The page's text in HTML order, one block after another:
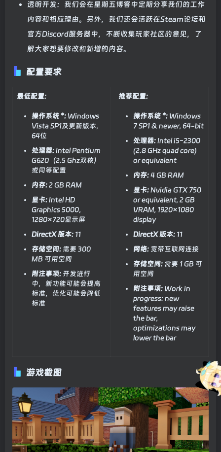
透明开发：我们会在星期五博客中定期分享我们的工作
内容和相应理由。另外，我们还会活跃在Steam论坛和
官方Discord服务器中，不断收集玩家社区的意见，了
解大家想要修改和新增的内容。
配置要求
最低配置:
操作系统 *: Windows
Vista SP1及更新版本，
64位
处理器:Intel Pentium
G620（2.5 Ghz双核）
或同等配置
内存:2 GB RAM
显卡:Intel HD
Graphics 5000，
1280×720显示屏
DirectX 版本: 11
存储空间: 需要 300
MB 可用空间
附注事项: 开发进行
中，新功能可能会提高
标准，优化可能会降低
标准
推荐配置:
操作系统 *: Windows
7 SP1 & newer, 64-bit
处理器:Intel i5-2300
(2.8 GHz quad core)
or equivalent
内存:4 GB RAM
显卡:Nvidia GTX 750
or equivalent, 2 GB
VRAM, 1920×1080
display
DirectX 版本: 11
网络: 宽带互联网连接
存储空间: 需要 1 GB 可
用空间
附注事项: Work in
progress: new
features may raise
the bar,
optimizations may
lower the bar
游戏截图